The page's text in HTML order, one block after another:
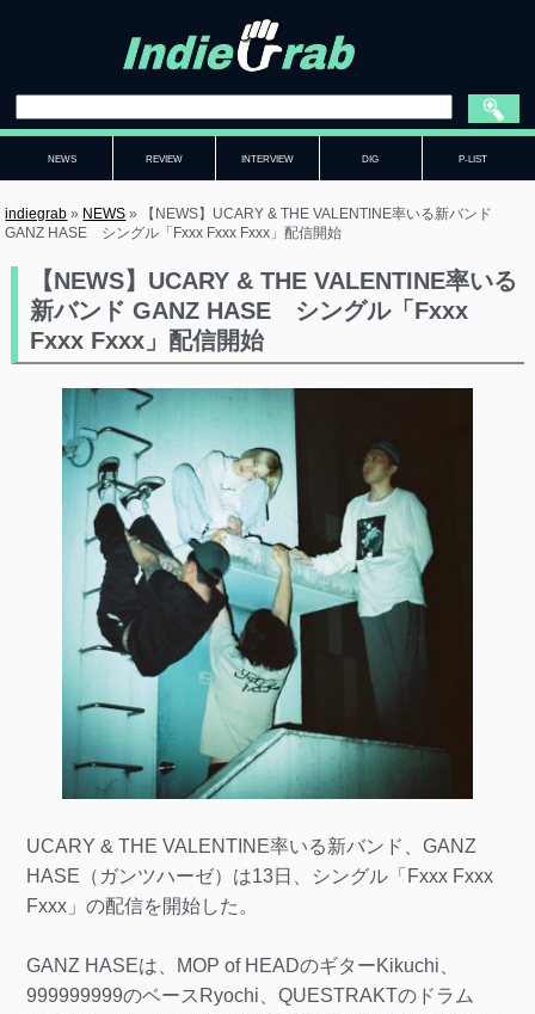
NEWS REVIEW INTERVIEW DIG P-LIST
indiegrab » NEWS »
【NEWS】UCARY & THE VALENTINE率いる新バンド
GANZ HASE シングル「Fxxx Fxxx Fxxx」配信開始
【NEWS】UCARY & THE VALENTINE率いる
新バンド GANZ HASE シングル「Fxxx
Fxxx Fxxx」配信開始
UCARY & THE VALENTINE率いる新バンド、GANZ
HASE（ガンツハーゼ）は13日、シングル「Fxxx Fxxx
Fxxx」の配信を開始した。
GANZ HASEは、MOP of HEADのギターKikuchi、
999999999のベースRyochi、QUESTRAKTのドラム